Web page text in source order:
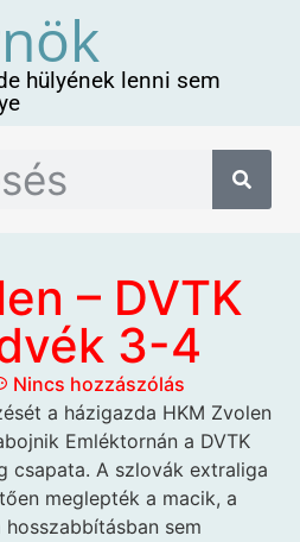
hülyének lenni sem
– DVTK
3-4
Nincs hozzászólás
a házigazda HKM Zvolen
Emléktornán a DVTK
csapata. A szlovák extraliga
meglepték a macik, a
sem